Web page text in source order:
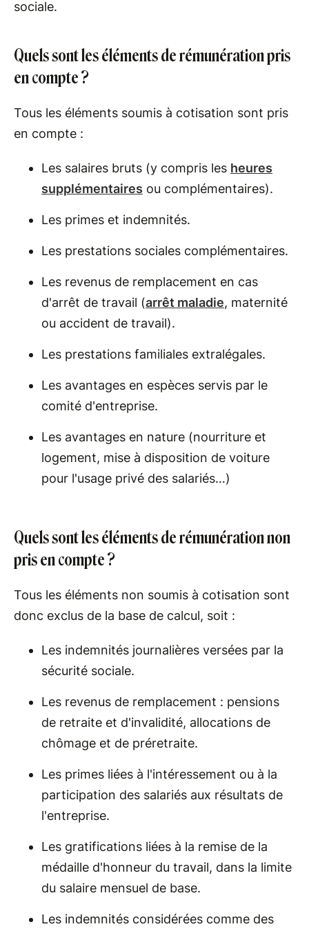
sociale.
Quels sont les éléments de rémunération pris
en compte ?
Tous les éléments soumis à cotisation sont pris
en compte :
Les salaires bruts (y compris les heures
supplémentaires ou complémentaires).
Les primes et indemnités.
Les prestations sociales complémentaires.
Les revenus de remplacement en cas
d'arrêt de travail (arrêt maladie, maternité
ou accident de travail).
Les prestations familiales extralégales.
Les avantages en espèces servis par le
comité d'entreprise.
Les avantages en nature (nourriture et
logement, mise à disposition de voiture
pour l'usage privé des salariés…)
Quels sont les éléments de rémunération non
pris en compte ?
Tous les éléments non soumis à cotisation sont
donc exclus de la base de calcul, soit :
Les indemnités journalières versées par la
sécurité sociale.
Les revenus de remplacement : pensions
de retraite et d'invalidité, allocations de
chômage et de préretraite.
Les primes liées à l'intéressement ou à la
participation des salariés aux résultats de
l'entreprise.
Les gratifications liées à la remise de la
médaille d'honneur du travail, dans la limite
du salaire mensuel de base.
Les indemnités considérées comme des